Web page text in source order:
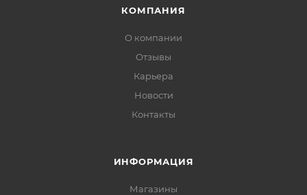
КОМПАНИЯ
О компании
Отзывы
Карьера
Новости
Контакты
ИНФОРМАЦИЯ
Магазины